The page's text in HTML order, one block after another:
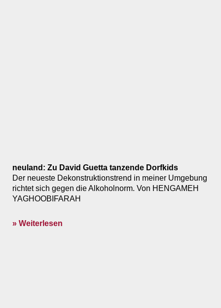
neuland: Zu David Guetta tanzende Dorfkids
Der neueste Dekonstruktionstrend in meiner Umgebung
richtet sich gegen die Alkoholnorm. Von HENGAMEH
YAGHOOBIFARAH
» Weiterlesen